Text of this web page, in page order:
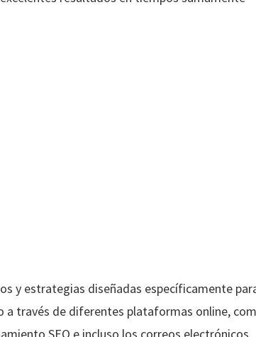
y estrategias diseñadas específicamente
través de diferentes plataformas online,
SEO e incluso los correos electrónicos.